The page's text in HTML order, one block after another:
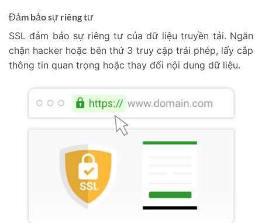
Đảm bảo sự riêng tư
SSL đảm bảo sự riêng tư của dữ liệu truyền tải. Ngăn
chặn hacker hoặc bên thứ 3 truy cập trái phép, lấy cắp
thông tin quan trọng hoặc thay đổi nội dung dữ liệu.